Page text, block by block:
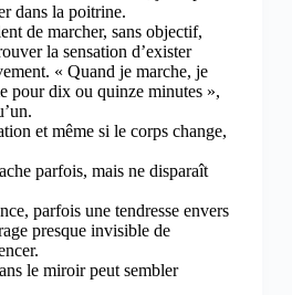
dans la poitrine.
de marcher, sans objectif,
la sensation d’exister
« Quand je marche, je
pour dix ou quinze minutes »,
et même si le corps change,
parfois, mais ne disparaît
parfois une tendresse envers
presque invisible de
le miroir peut sembler